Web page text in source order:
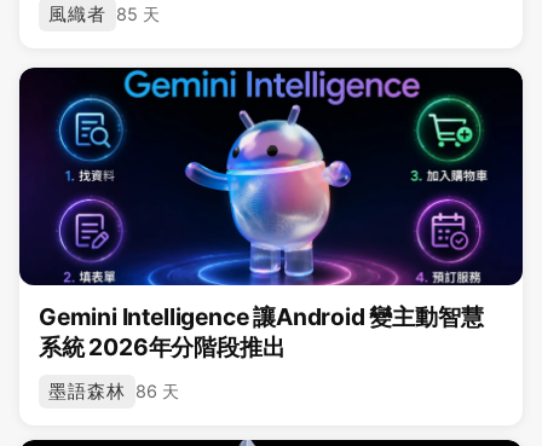
風織者 85 天
Gemini Intelligence 讓Android 變主動智慧
系統 2026年分階段推出
墨語森林 86 天